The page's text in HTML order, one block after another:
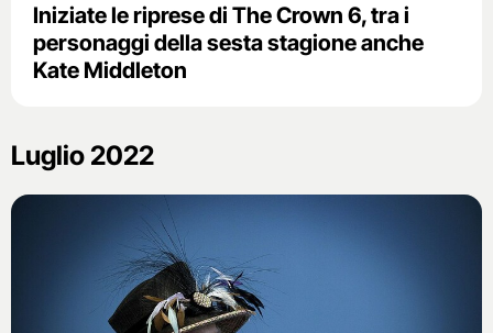
Iniziate le riprese di The Crown 6, tra i
personaggi della sesta stagione anche
Kate Middleton
Luglio 2022